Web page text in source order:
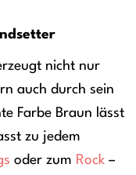
nicht nur
auch durch sein
Farbe Braun lässt
zu jedem
oder zum Rock –